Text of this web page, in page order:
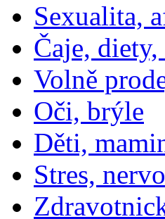
Sexualita,
Čaje,
Volně
Oči, brýle
Děti,
Stres,